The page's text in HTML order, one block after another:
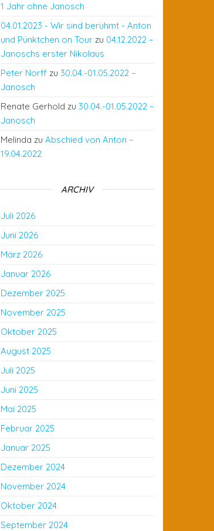
1 Jahr ohne Janosch
04.01.2023 - Wir sind berühmt - Anton
und Pünktchen on Tourzu 04.12.2022 –
Janoschs erster Nikolaus
Peter Norffzu 30.04.-01.05.2022 –
Janosch
Renate Gerhold zu 30.04.-01.05.2022 –
Janosch
Melinda zu Abschied von Anton –
19.04.2022
ARCHIV
Juli 2026
Juni 2026
März 2026
Januar 2026
Dezember 2025
November 2025
Oktober 2025
August 2025
Juli 2025
Juni 2025
Mai 2025
Februar 2025
Januar 2025
Dezember 2024
November 2024
Oktober 2024
September 2024